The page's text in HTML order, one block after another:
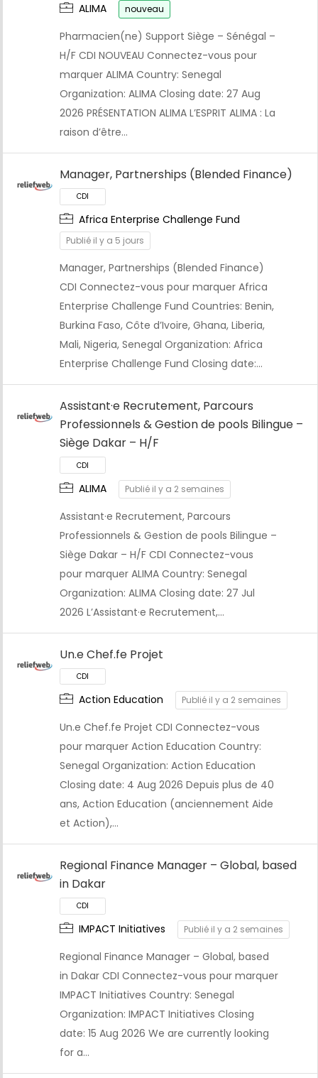
CDI
ALIMA nouveau
Pharmacien(ne) Support Siège – Sénégal –
H/F CDI NOUVEAU Connectez-vous pour
marquer ALIMA Country: Senegal
Organization: ALIMA Closing date: 27 Aug
2026 PRÉSENTATION ALIMA L’ESPRIT ALIMA : La
raison d’être…
Manager, Partnerships (Blended Finance)
CDI
Africa Enterprise Challenge Fund
Publié il y a 5 jours
Manager, Partnerships (Blended Finance)
CDI Connectez-vous pour marquer Africa
Enterprise Challenge Fund Countries: Benin,
Burkina Faso, Côte d’Ivoire, Ghana, Liberia,
Mali, Nigeria, Senegal Organization: Africa
Enterprise Challenge Fund Closing date:…
Assistant·e Recrutement, Parcours
Professionnels & Gestion de pools Bilingue –
Siège Dakar – H/F
ALIMA Publié il y a 2 semaines
Assistant·e Recrutement, Parcours
Professionnels & Gestion de pools Bilingue –
Siège Dakar – H/F CDI Connectez-vous
pour marquer ALIMA Country: Senegal
Organization: ALIMA Closing date: 27 Jul
2026 L’Assistant·e Recrutement,…
Un.e Chef.fe Projet
Action Education Publié il y a 2 semaines
Un.e Chef.fe Projet CDI Connectez-vous
pour marquer Action Education Country:
Senegal Organization: Action Education
Closing date: 4 Aug 2026 Depuis plus de 40
ans, Action Education (anciennement Aide
et Action),…
Regional Finance Manager – Global, based
in Dakar
IMPACT Initiatives Publié il y a 2 semaines
Regional Finance Manager – Global, based
in Dakar CDI Connectez-vous pour marquer
IMPACT Initiatives Country: Senegal
Organization: IMPACT Initiatives Closing
date: 15 Aug 2026 We are currently looking
for a…